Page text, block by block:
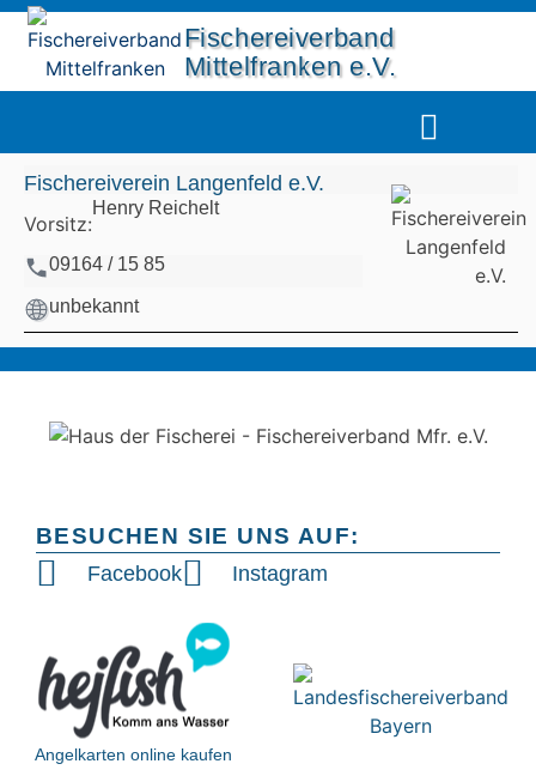
Fischereiverband
Mittelfranken e.V.
Fischereiverein Langenfeld e.V.
Vorsitz:
Henry Reichelt
09164 / 15 85
unbekannt
BESUCHEN SIE UNS AUF:
Facebook Instagram
Angelkarten online kaufen